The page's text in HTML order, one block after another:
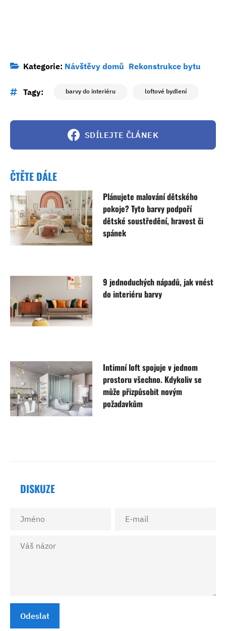
Kategorie: Návštěvy domů Rekonstrukce bytu
Tagy: barvy do interiéru loftové bydlení
SDÍLEJTE ČLÁNEK
ČTĚTE DÁLE
Plánujete malování dětského
pokoje? Tyto barvy podpoří
dětské soustředění, hravost či
spánek
9 jednoduchých nápadů, jak vnést
do interiéru barvy
Intimní loft spojuje v jednom
prostoru všechno. Kdykoliv se
může přizpůsobit novým
požadavkům
DISKUZE
Odeslat